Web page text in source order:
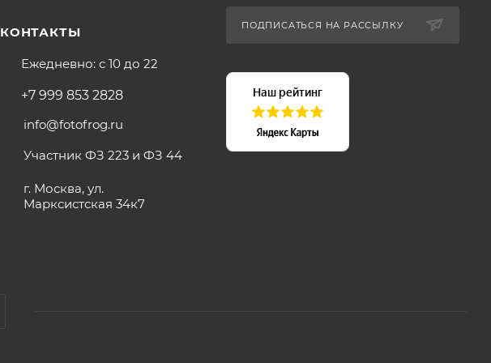
КОНТАКТЫ
Ежедневно: с 10 до 22
+7 999 853 2828
info@fotofrog.ru
Участник ФЗ 223 и ФЗ 44
г. Москва, ул.
Марксистская 34к7
ПОДПИСАТЬСЯ НА РАССЫЛКУ